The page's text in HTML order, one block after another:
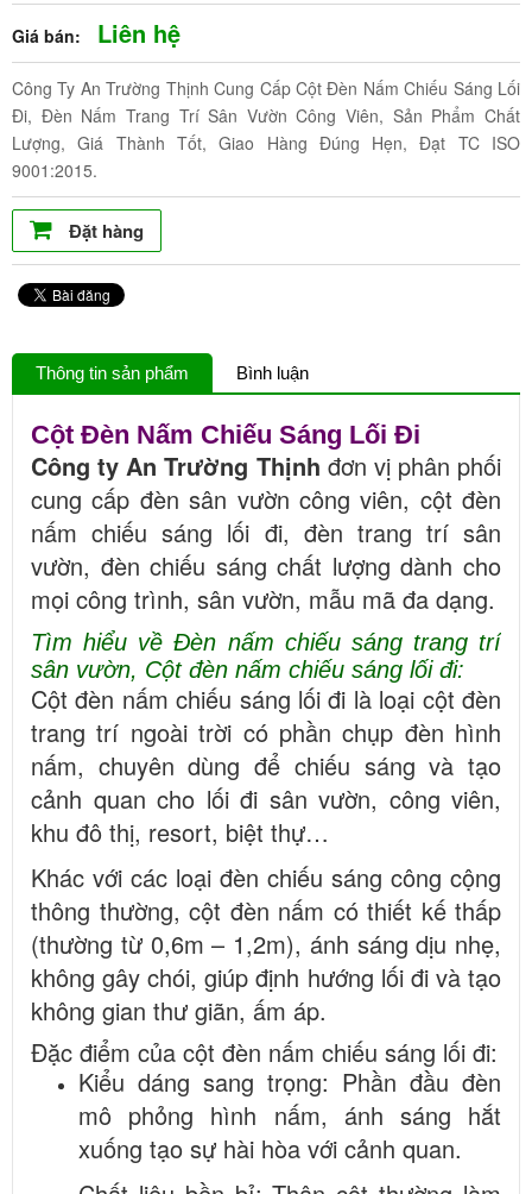
Giá bán: Liên hệ
Công Ty An Trường Thịnh Cung Cấp Cột Đèn Nấm Chiếu Sáng Lối
Đi, Đèn Nấm Trang Trí Sân Vườn Công Viên, Sản Phẩm Chất
Lượng, Giá Thành Tốt, Giao Hàng Đúng Hẹn, Đạt TC ISO
9001:2015.
Đặt hàng
Thông tin sản phẩm Bình luận
Cột Đèn Nấm Chiếu Sáng Lối Đi
Công ty An Trường Thịnh đơn vị phân phối
cung cấp đèn sân vườn công viên, cột đèn
nấm chiếu sáng lối đi, đèn trang trí sân
vườn, đèn chiếu sáng chất lượng dành cho
mọi công trình, sân vườn, mẫu mã đa dạng.
Tìm hiểu về Đèn nấm chiếu sáng trang trí
sân vườn, Cột đèn nấm chiếu sáng lối đi:
Cột đèn nấm chiếu sáng lối đi là loại cột đèn
trang trí ngoài trời có phần chụp đèn hình
nấm, chuyên dùng để chiếu sáng và tạo
cảnh quan cho lối đi sân vườn, công viên,
khu đô thị, resort, biệt thự…
Khác với các loại đèn chiếu sáng công cộng
thông thường, cột đèn nấm có thiết kế thấp
(thường từ 0,6m – 1,2m), ánh sáng dịu nhẹ,
không gây chói, giúp định hướng lối đi và tạo
không gian thư giãn, ấm áp.
Đặc điểm của cột đèn nấm chiếu sáng lối đi:
Kiểu dáng sang trọng: Phần đầu đèn
mô phỏng hình nấm, ánh sáng hắt
xuống tạo sự hài hòa với cảnh quan.